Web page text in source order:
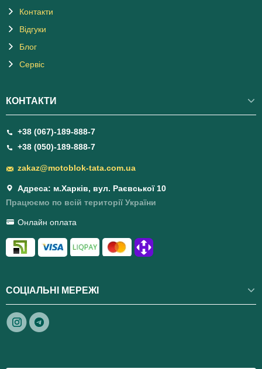
Контакти
Відгуки
Блог
Сервіс
КОНТАКТИ
+38 (067)-189-888-7
+38 (050)-189-888-7
zakaz@motoblok-tata.com.ua
Адреса: м.Харків, вул. Раєвської 10
Працюємо по всій території України
Онлайн оплата
СОЦІАЛЬНІ МЕРЕЖІ